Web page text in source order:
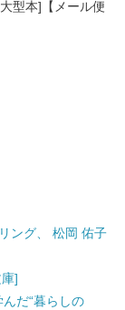
型本]【メール便
ング、 松岡 佑子
]
だ“暮らしの